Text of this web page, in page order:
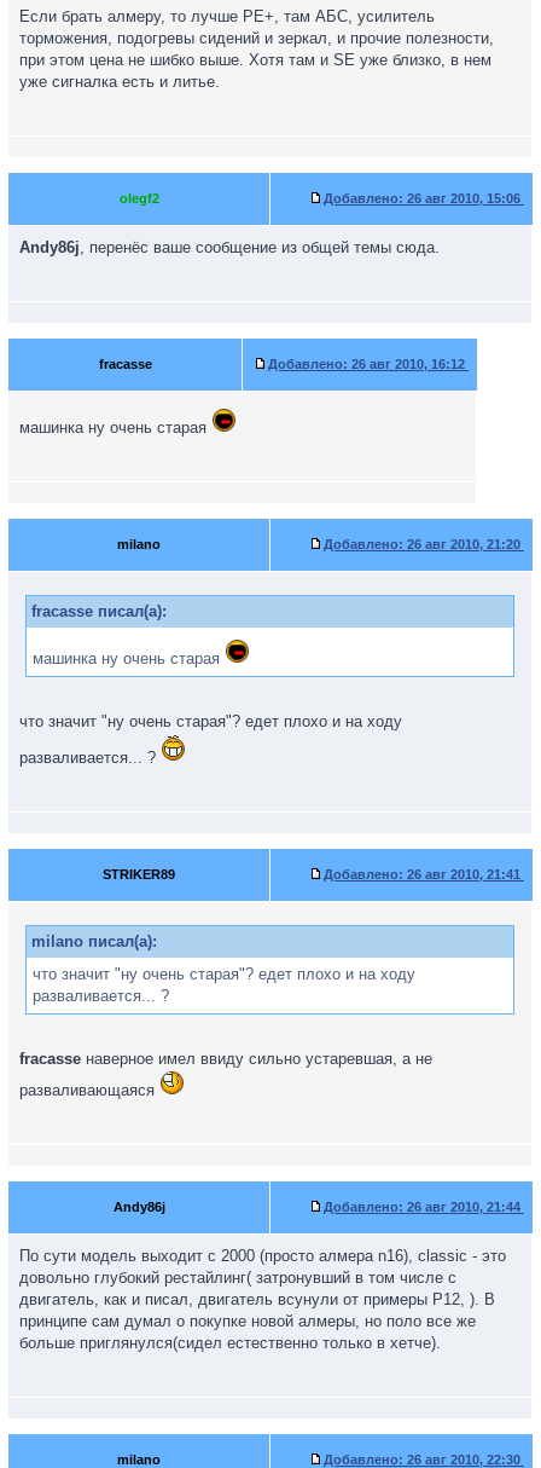
Если брать алмеру, то лучше РЕ+, там АБС, усилитель
торможения, подогревы сидений и зеркал, и прочие полезности,
при этом цена не шибко выше. Хотя там и SE уже близко, в нем
уже сигналка есть и литье.
olegf2 Добавлено: 26 авг 2010, 15:06
Andy86j, перенёс ваше сообщение из общей темы сюда.
fracasse Добавлено: 26 авг 2010, 16:12
машинка ну очень старая
milano Добавлено: 26 авг 2010, 21:20
fracasse писал(а):
машинка ну очень старая
что значит "ну очень старая"? едет плохо и на ходу
разваливается... ?
STRIKER89 Добавлено: 26 авг 2010, 21:41
milano писал(а):
что значит "ну очень старая"? едет плохо и на ходу
разваливается... ?
fracasse наверное имел ввиду сильно устаревшая, а не
разваливающаяся
Andy86j Добавлено: 26 авг 2010, 21:44
По сути модель выходит с 2000 (просто алмера n16), classic - это
довольно глубокий рестайлинг( затронувший в том числе с
двигатель, как и писал, двигатель всунули от примеры Р12, ). В
принципе сам думал о покупке новой алмеры, но поло все же
больше приглянулся(сидел естественно только в хетче).
milano Добавлено: 26 авг 2010, 22:30